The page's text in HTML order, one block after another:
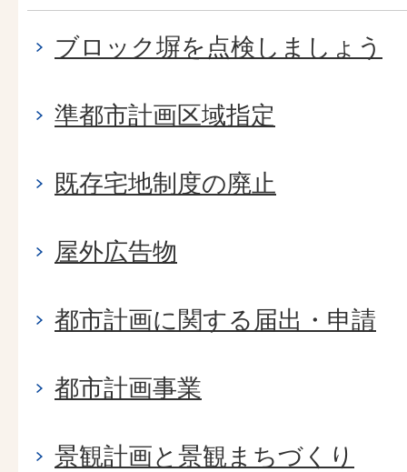
ブロック塀を点検しましょう
準都市計画区域指定
既存宅地制度の廃止
屋外広告物
都市計画に関する届出・申請
都市計画事業
景観計画と景観まちづくり